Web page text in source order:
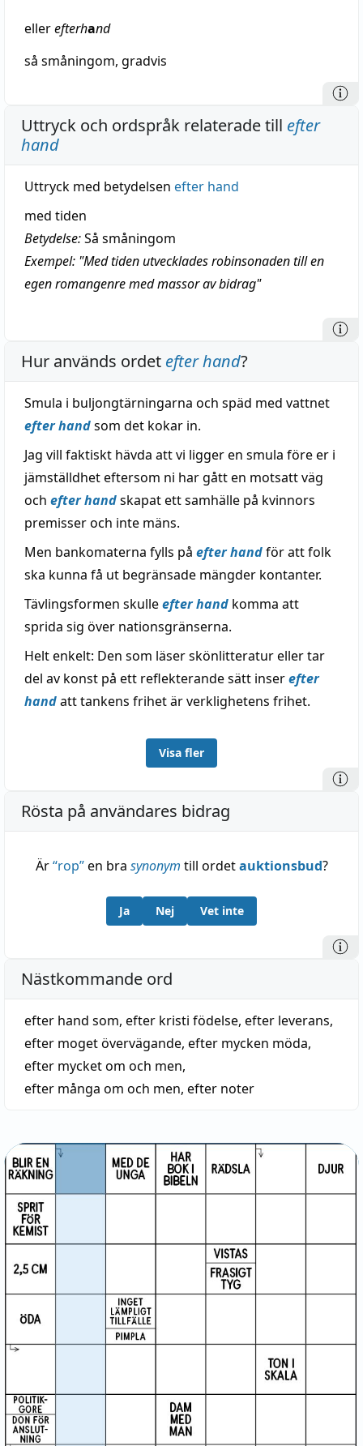
ellerefterhand
så småningom, gradvis
Uttryck och ordspråk relaterade till efter
hand
Uttryck med betydelsen efter hand
med tiden
Betydelse:Så småningom
Exempel: "Med tiden utvecklades robinsonaden till en
egen romangenre med massor av bidrag"
Hur används ordet efter hand?
Smula i buljongtärningarna och späd med vattnet
efter handsom det kokar in.
Jag vill faktiskt hävda att vi ligger en smula före er i
jämställdhet eftersom ni har gått en motsatt väg
och efter handskapat ett samhälle på kvinnors
premisser och inte mäns.
Men bankomaterna fylls på efter handför att folk
ska kunna få ut begränsade mängder kontanter.
Tävlingsformen skulleefter hand komma att
sprida sig över nationsgränserna.
Helt enkelt: Den som läser skönlitteratur eller tar
del av konst på ett reflekterande sätt inserefter
handatt tankens frihet är verklighetens frihet.
Visa fler
Rösta på användares bidrag
Är“rop”en bra synonym till ordetauktionsbud?
Ja Nej Vet inte
Nästkommande ord
efter hand som, efter kristi födelse, efter leverans,
efter moget övervägande, efter mycken möda,
efter mycket om och men,
efter många om och men, efter noter